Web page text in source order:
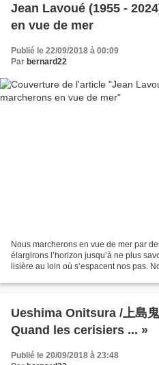
Jean Lavoué (1955 -
en vue de mer
Publié le 22/09/2018 à 00:09
Par bernard22
Nous marcherons en vue de mer par
élargirons l’horizon jusqu’à ne plus
lisière au loin où s’espacent nos pas.
Ueshima Onitsura /上島
Quand les cerisiers ... »
Publié le 20/09/2018 à 23:48